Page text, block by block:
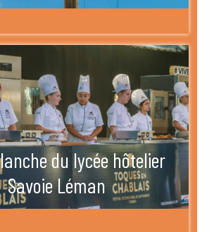
du lycée hôtelier
Savoie Léman